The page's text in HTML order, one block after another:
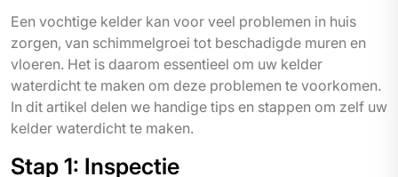
Een vochtige kelder kan voor veel problemen in huis
zorgen, van schimmelgroei tot beschadigde muren en
vloeren. Het is daarom essentieel om uw kelder
waterdicht te maken om deze problemen te voorkomen.
In dit artikel delen we handige tips en stappen om zelf uw
kelder waterdicht te maken.
Stap 1: Inspectie